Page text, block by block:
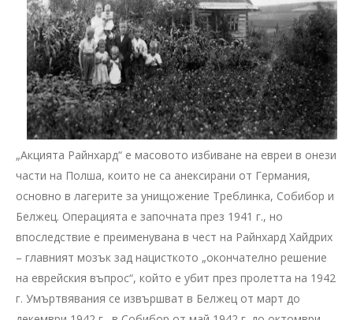
„Акцията Райнхард“ е масовото избиване на евреи в онези
части на Полша, които не са анексирани от Германия,
основно в лагерите за унищожение Треблинка, Собибор и
Белжец. Операцията е започната през 1941 г., но
впоследствие е преименувана в чест на Райнхард Хайдрих
– главният мозък зад нацисткото „окончателно решение
на еврейския въпрос“, който е убит през пролетта на 1942
г. Умъртвявания се извършват в Белжец от март до